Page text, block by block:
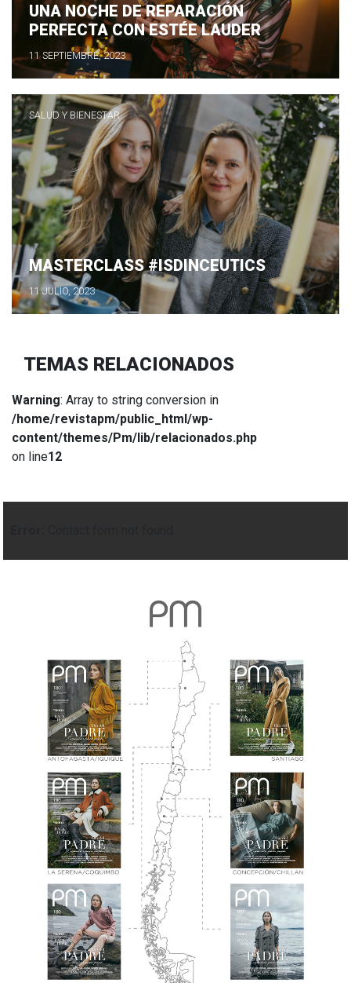
UNA NOCHE DE REPARACIÓN
PERFECTA CON ESTÉE LAUDER
11 SEPTIEMBRE, 2023
SALUD Y BIENESTAR
MASTERCLASS #ISDINCEUTICS
11 JULIO, 2023
TEMAS RELACIONADOS
Warning: Array to string conversion in
/home/revistapm/public_html/wp-
content/themes/Pm/lib/relacionados.php
on line12